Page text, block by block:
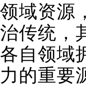
领域资源
治传统，
各自领域
力的重要